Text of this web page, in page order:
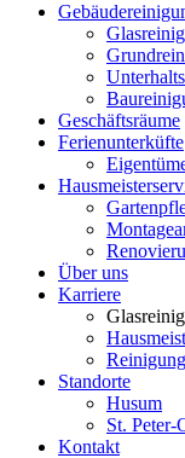
Geschäftsräume
Ferienunterküfte
Über uns
Karriere
Standorte
Husum
St. Peter-
Kontakt